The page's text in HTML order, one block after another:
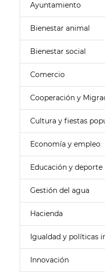
Ayuntamiento
Bienestar animal
Bienestar social
Comercio
Cooperación y
Cultura y fiestas
Economía y empleo
Educación y deporte
Gestión del agua
Hacienda
Igualdad y políticas
Innovación